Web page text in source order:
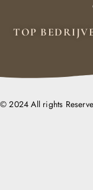
TOP
© 2024 All rights